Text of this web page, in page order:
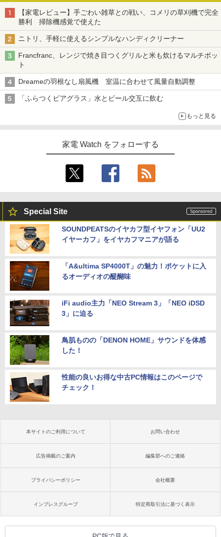
【家電レビュー】手ごわい雑草との戦い、コメリの草刈機で完全
勝利 掃除機感覚で使えた
ニトリ、手軽に使えるシンプルなハンディクリーナー
Francfranc、レンジで焼き目つくグリルと米も炊けるマルチポッ
ト
Dreameの羽根なし扇風機 室温に合わせて風量自動調整
「ふらつくビアグラス」水とビール交互に飲む
もっと見る
家電 Watch をフォローする
Special Site
SOUNDPEATSのイヤカフ型イヤフォン「UU2
イヤーカフ」をイヤカフマニアが語る
「A&ultima SP4000T」の魅力！ポケットに入
るオーディオの醍醐味
iFi audio主力「NEO Stream 3」「NEO iDSD
3」に迫る
鳥肌ものの「DENON HOME」サウンドを体感
した！
性能の良いお得な中古PC情報はこのページで
チェック！
本サイトのご利用について お問い合わせ
広告掲載のご案内 編集部へのご連絡
プライバシーポリシー 会社概要
インプレスグループ 特定商取引法に基づく表示